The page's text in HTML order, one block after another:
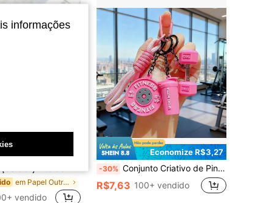
580 2.1K
2.1K
580 2.1K
em Papel Outras lembrancinhas de festa
vendido
Economize R$3,27
-30% Conjunto Criativo de Pingente de Fitness DIY, Design de Alta Qualidade, Pingente de Haltere Destacável, Pingente de Mochila para Casais, Pingente de Mochila de Kettlebell de Fitness Multifuncional e na Moda, Unissex, Adequado para Entusiastas de Fitness, Melhor Opção para Presentes de Feriados.
R$7,63 100+ vendido
informações